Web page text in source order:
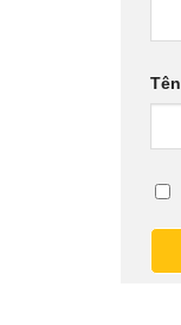
Tên